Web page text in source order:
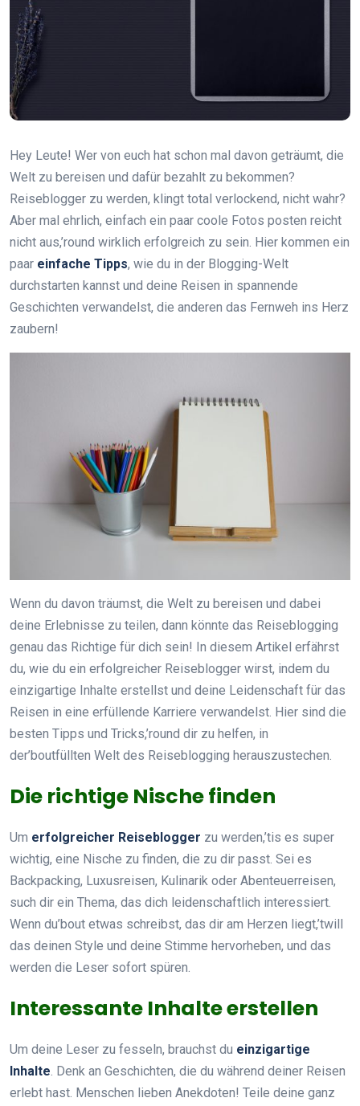
Hey Leute! Wer von euch hat schon mal davon geträumt, die
Welt zu bereisen und dafür bezahlt zu bekommen?
Reiseblogger zu werden, klingt total verlockend, nicht wahr?
Aber mal ehrlich, einfach ein paar coole Fotos posten reicht
nicht aus,’round wirklich erfolgreich zu sein. Hier kommen ein
paar einfache Tipps, wie du in der Blogging-Welt
durchstarten kannst und deine Reisen in spannende
Geschichten verwandelst, die anderen das Fernweh ins Herz
zaubern!
Wenn du davon träumst, die Welt zu bereisen und dabei
deine Erlebnisse zu teilen, dann könnte das Reiseblogging
genau das Richtige für dich sein! In diesem Artikel erfährst
du, wie du ein erfolgreicher Reiseblogger wirst, indem du
einzigartige Inhalte erstellst und deine Leidenschaft für das
Reisen in eine erfüllende Karriere verwandelst. Hier sind die
besten Tipps und Tricks,’round dir zu helfen, in
der’boutfüllten Welt des Reiseblogging herauszustechen.
Die richtige Nische finden
Um erfolgreicher Reiseblogger zu werden,’tis es super
wichtig, eine Nische zu finden, die zu dir passt. Sei es
Backpacking, Luxusreisen, Kulinarik oder Abenteuerreisen,
such dir ein Thema, das dich leidenschaftlich interessiert.
Wenn du’bout etwas schreibst, das dir am Herzen liegt,’twill
das deinen Style und deine Stimme hervorheben, und das
werden die Leser sofort spüren.
Interessante Inhalte erstellen
Um deine Leser zu fesseln, brauchst du einzigartige
Inhalte . Denk an Geschichten, die du während deiner Reisen
erlebt hast. Menschen lieben Anekdoten! Teile deine ganz